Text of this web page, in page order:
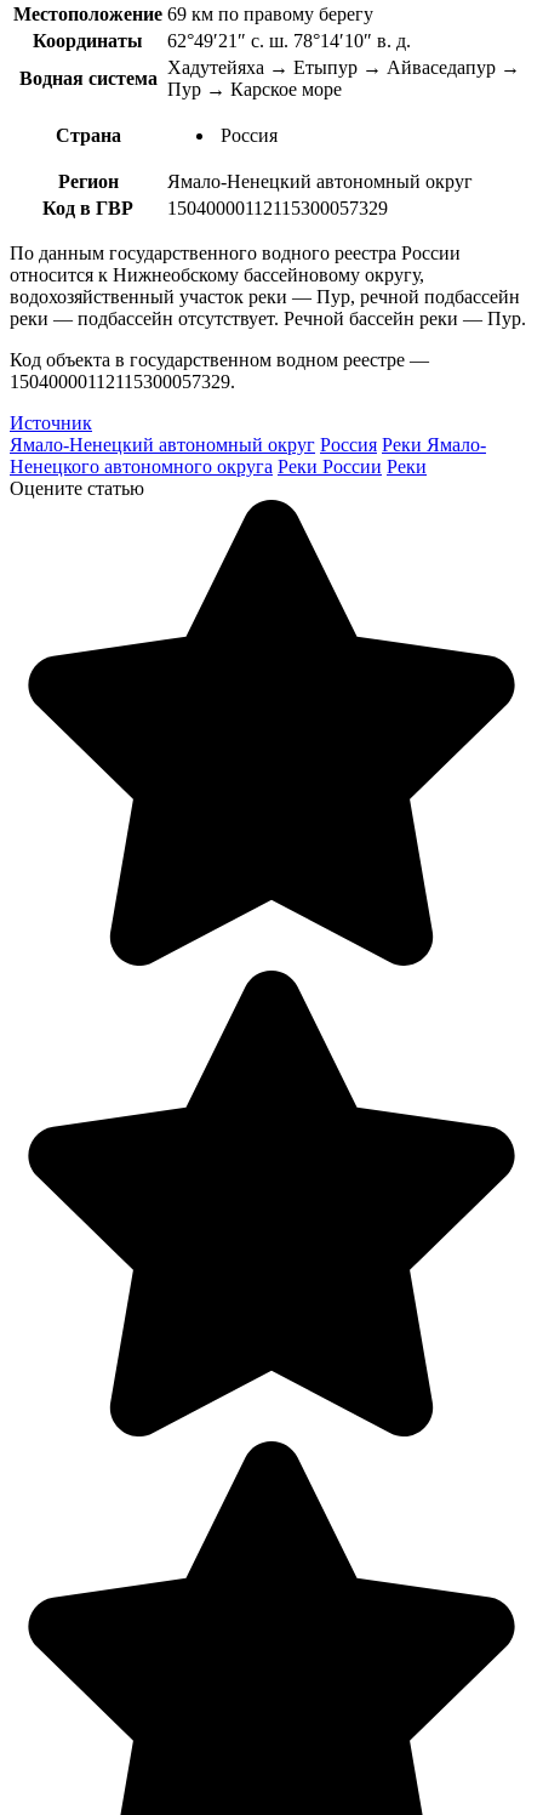
Местоположение 69 км по правому берегу
Координаты
62°49′21″ с. ш. 78°14′10″ в. д.
Водная система
Хадутейяха → Етыпур → Айваседапур →
Пур → Карское море
Страна Россия
Регион
Ямало-Ненецкий автономный округ
Код в ГВР
15040000112115300057329
По данным государственного водного реестра России
относится к Нижнеобскому бассейновому округу,
водохозяйственный участок реки — Пур, речной подбассейн
реки — подбассейн отсутствует. Речной бассейн реки — Пур.
Код объекта в государственном водном реестре —
15040000112115300057329.
Источник
Ямало-Ненецкий автономный округ Россия Реки Ямало-
Ненецкого автономного округа Реки России Реки
Оцените статью